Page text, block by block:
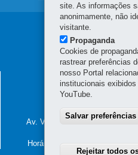
Navegação
principal
SECRETARIA
CENTRO DE
Av. Vicente Machado, 445 -
Horário de Atendimento: das
site. As informações
anonimamente, não
visitante.
Propaganda
Cookies de
rastrear preferências
nosso Portal
institucionais
YouTube.
Salvar preferências
Rejeitar todos